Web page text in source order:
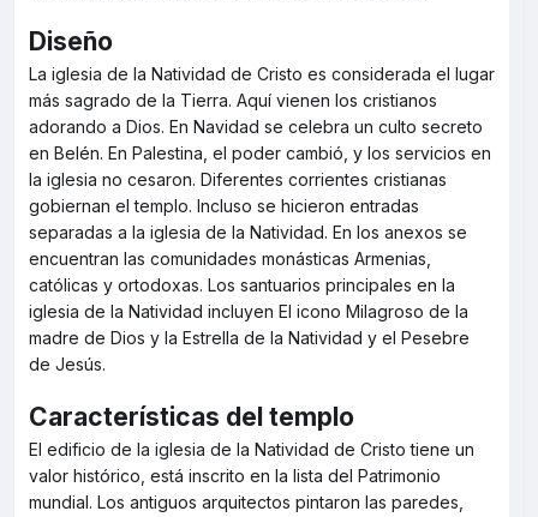
Diseño
La iglesia de la Natividad de Cristo es considerada el lugar
más sagrado de la Tierra. Aquí vienen los cristianos
adorando a Dios. En Navidad se celebra un culto secreto
en Belén. En Palestina, el poder cambió, y los servicios en
la iglesia no cesaron. Diferentes corrientes cristianas
gobiernan el templo. Incluso se hicieron entradas
separadas a la iglesia de la Natividad. En los anexos se
encuentran las comunidades monásticas Armenias,
católicas y ortodoxas. Los santuarios principales en la
iglesia de la Natividad incluyen El icono Milagroso de la
madre de Dios y la Estrella de la Natividad y el Pesebre
de Jesús.
Características del templo
El edificio de la iglesia de la Natividad de Cristo tiene un
valor histórico, está inscrito en la lista del Patrimonio
mundial. Los antiguos arquitectos pintaron las paredes,